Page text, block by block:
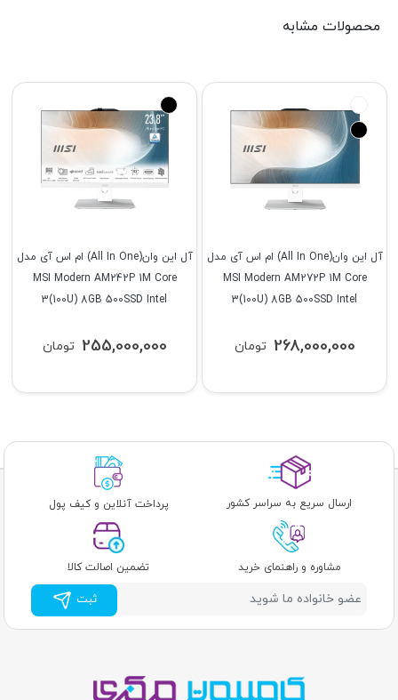
محصولات مشابه
آل این وان(All In One) ام اس آی مدل
MSI Modern AM242P 1M Core
3(100U) 8GB 500SSD Intel
تومان 255,000,000
آل این وان(All In One) ام اس آی مدل
MSI Modern AM272P 1M Core
3(100U) 8GB 500SSD Intel
تومان 268,000,000
ارسال سریع به سراسر کشور پرداخت آنلاین و کیف پول
مشاوره و راهنمای خرید تضمین اصالت کالا
ثبت